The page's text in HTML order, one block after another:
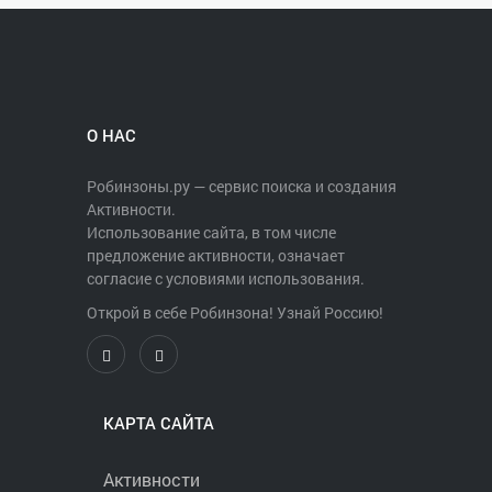
О НАС
Робинзоны.ру — сервис поиска и создания
Активности.
Использование сайта, в том числе
предложение активности, означает
согласие с условиями использования.
Открой в себе Робинзона! Узнай Россию!
КАРТА САЙТА
Активности